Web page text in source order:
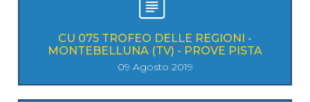
CU 075 TROFEO DELLE REGIONI -
MONTEBELLUNA (TV) - PROVE PISTA
09 Agosto 2019